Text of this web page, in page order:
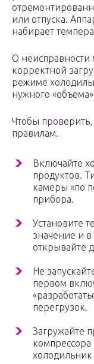
или отпуска.
набирает
О неисправности
корректной
режиме
нужного
Чтобы проверить,
правилам.
Включайте
продуктов.
камеры «по
прибора.
Установите
значение и в
открывайте
Не
первом
перегрузок.
Загружайте
холодильник